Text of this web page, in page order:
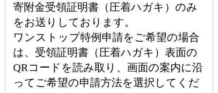
寄附金受領証明書（圧着ハガキ）のみ
をお送りしております。
ワンストップ特例申請をご希望の場合
は、受領証明書（圧着ハガキ）表面の
QRコードを読み取り、画面の案内に沿
ってご希望の申請方法を選択してくだ